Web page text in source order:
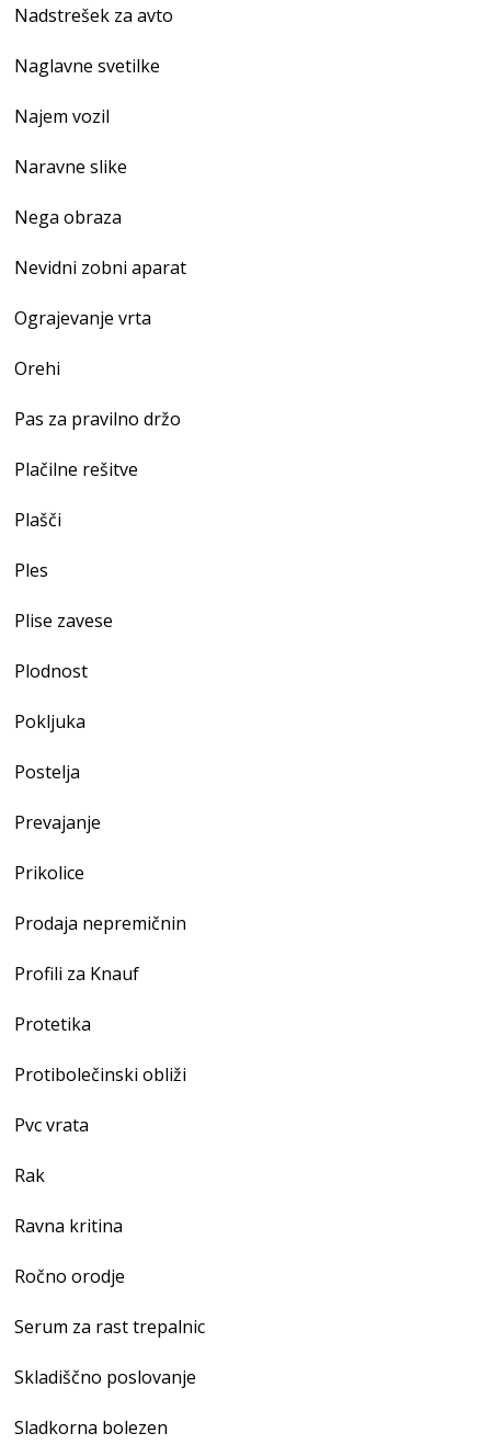
Nadstrešek za avto
Naglavne svetilke
Najem vozil
Naravne slike
Nega obraza
Nevidni zobni aparat
Ograjevanje vrta
Orehi
Pas za pravilno držo
Plačilne rešitve
Plašči
Ples
Plise zavese
Plodnost
Pokljuka
Postelja
Prevajanje
Prikolice
Prodaja nepremičnin
Profili za Knauf
Protetika
Protibolečinski obliži
Pvc vrata
Rak
Ravna kritina
Ročno orodje
Serum za rast trepalnic
Skladiščno poslovanje
Sladkorna bolezen